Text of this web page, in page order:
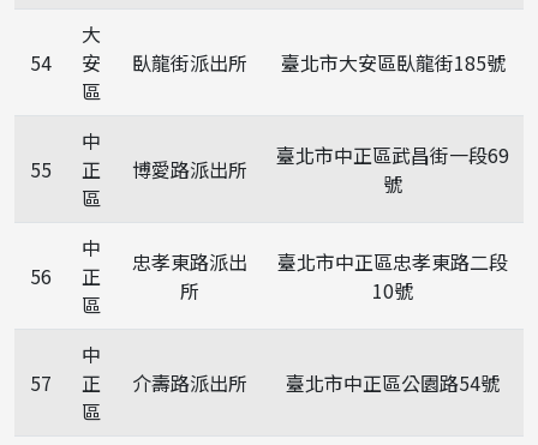
54
大
安
區
臥龍街派出所 臺北市大安區臥龍街185號
55
中
正
區
博愛路派出所
臺北市中正區武昌街一段69
號
56
中
正
區
忠孝東路派出
所
臺北市中正區忠孝東路二段
10號
57
中
正
區
介壽路派出所 臺北市中正區公園路54號